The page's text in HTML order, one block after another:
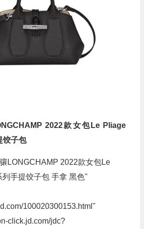
2022款女包Le Pliage
饺子包
LONGCHAMP 2022款女包Le
手提饺子包 手拿 黑色"
100020300153.html"
click.jd.com/jdc?